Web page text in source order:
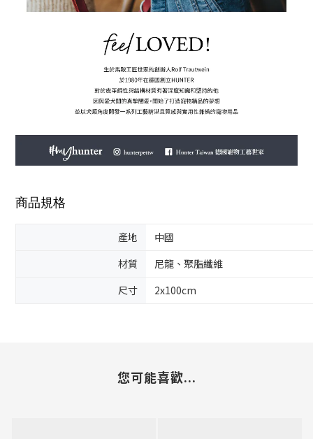
商品規格
產地
中國
材質
尼龍、聚脂纖維
尺寸
2x100cm
您可能喜歡...